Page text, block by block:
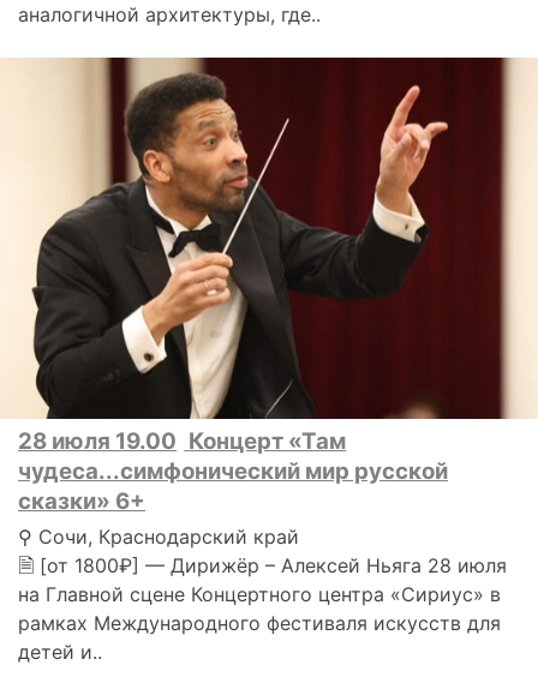
аналогичной архитектуры, где..
28 июля 19.00 Концерт «Там
чудеса...симфонический мир русской
сказки» 6+
⚲ Сочи, Краснодарский край
🗎 [от 1800₽] — Дирижёр – Алексей Ньяга 28 июля
на Главной сцене Концертного центра «Сириус» в
рамках Международного фестиваля искусств для
детей и..